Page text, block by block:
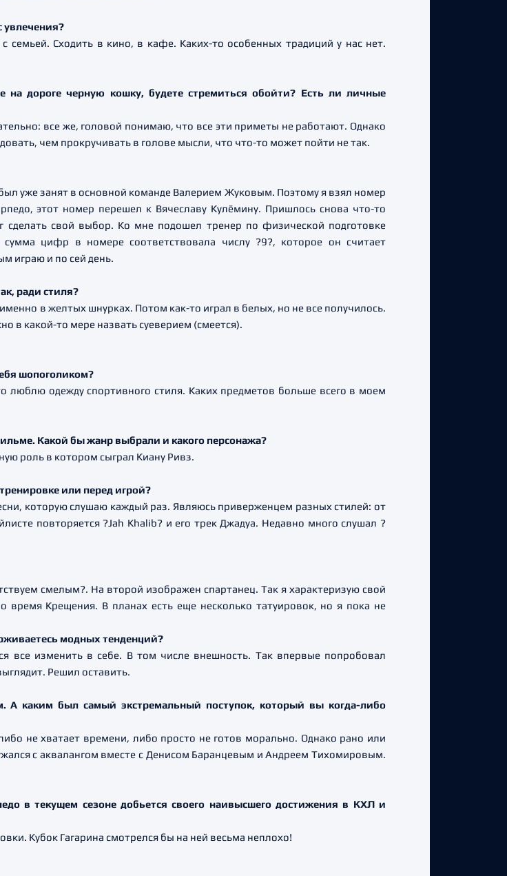
увлечения?
семьей. Сходить в кино, в кафе. Каких-то особенных традиций у нас нет.
дороге черную кошку, будете стремиться обойти? Есть ли личные
все же, головой понимаю, что все эти приметы не работают. Однако
чем прокручивать в голове мысли, что что-то может пойти не так.
уже занят в основной команде Валерием Жуковым. Поэтому я взял номер
этот номер перешел к Вячеславу Кулёмину. Пришлось снова что-то
сделать свой выбор. Ко мне подошел тренер по физической подготовке
цифр в номере соответствовала числу ?9?, которое он считает
играю и по сей день.
ради стиля?
в желтых шнурках. Потом как-то играл в белых, но не все получилось.
в какой-то мере назвать суеверием (смеется).
шопоголиком?
люблю одежду спортивного стиля. Каких предметов больше всего в моем
Какой бы жанр выбрали и какого персонажа?
роль в котором сыграл Киану Ривз.
или перед игрой?
которую слушаю каждый раз. Являюсь приверженцем разных стилей: от
повторяется ?Jah Khalib? и его трек Джадуа. Недавно много слушал ?
смелым?. На второй изображен спартанец. Так я характеризую свой
Крещения. В планах есть еще несколько татуировок, но я пока не
модных тенденций?
все изменить в себе. В том числе внешность. Так впервые попробовал
Решил оставить.
каким был самый экстремальный поступок, который вы когда-либо
не хватает времени, либо просто не готов морально. Однако рано или
с аквалангом вместе с Денисом Баранцевым и Андреем Тихомировым.
в текущем сезоне добьется своего наивысшего достижения в КХЛ и
Кубок Гагарина смотрелся бы на ней весьма неплохо!